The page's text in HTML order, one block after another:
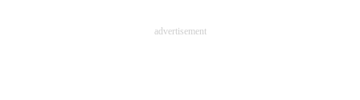
advertisement